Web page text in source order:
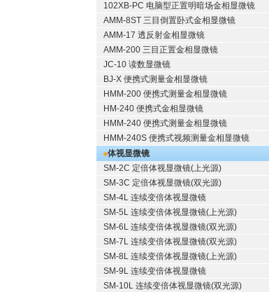
102XB-PC 电脑型正置明暗场金相显微镜
AMM-8ST 三目倒置卧式金相显微镜
AMM-17 透反射金相显微镜
AMM-200 三目正置金相显微镜
JC-10 读数显微镜
BJ-X 便携式测量金相显微镜
HMM-200 便携式测量金相显微镜
HM-240 便携式金相显微镜
HMM-240 便携式测量金相显微镜
HMM-240S 便携式视频测量金相显微镜
体视显微镜
SM-2C 定倍体视显微镜(上光源)
SM-3C 定倍体视显微镜(双光源)
SM-4L 连续变倍体视显微镜
SM-5L 连续变倍体视显微镜(上光源)
SM-6L 连续变倍体视显微镜(双光源)
SM-7L 连续变倍体视显微镜(双光源)
SM-8L 连续变倍体视显微镜(上光源)
SM-9L 连续变倍体视显微镜
SM-10L 连续变倍体视显微镜(双光源)